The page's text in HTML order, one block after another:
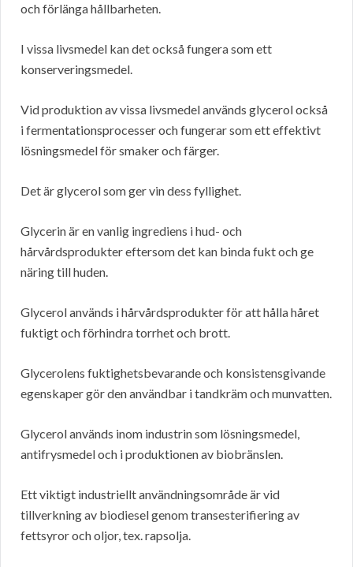
och förlänga hållbarheten.
I vissa livsmedel kan det också fungera som ett
konserveringsmedel.
Vid produktion av vissa livsmedel används glycerol också
i fermentationsprocesser och fungerar som ett effektivt
lösningsmedel för smaker och färger.
Det är glycerol som ger vin dess fyllighet.
Glycerin är en vanlig ingrediens i hud- och
hårvårdsprodukter eftersom det kan binda fukt och ge
näring till huden.
Glycerol används i hårvårdsprodukter för att hålla håret
fuktigt och förhindra torrhet och brott.
Glycerolens fuktighetsbevarande och konsistensgivande
egenskaper gör den användbar i tandkräm och munvatten.
Glycerol används inom industrin som lösningsmedel,
antifrysmedel och i produktionen av biobränslen.
Ett viktigt industriellt användningsområde är vid
tillverkning av biodiesel genom transesterifiering av
fettsyror och oljor, tex. rapsolja.